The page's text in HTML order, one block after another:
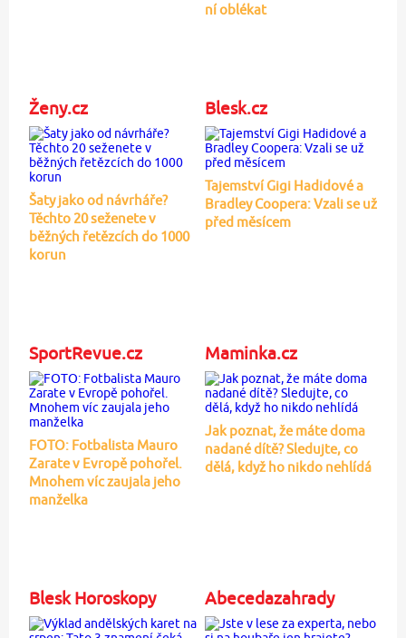
ní oblékat
Ženy.cz
Šaty jako od návrháře?
Těchto 20 seženete v
běžných řetězcích do 1000
korun
Blesk.cz
Tajemství Gigi Hadidové a
Bradley Coopera: Vzali se už
před měsícem
SportRevue.cz
FOTO: Fotbalista Mauro
Zarate v Evropě pohořel.
Mnohem víc zaujala jeho
manželka
Maminka.cz
Jak poznat, že máte doma
nadané dítě? Sledujte, co
dělá, když ho nikdo nehlídá
Blesk Horoskopy Abecedazahrady